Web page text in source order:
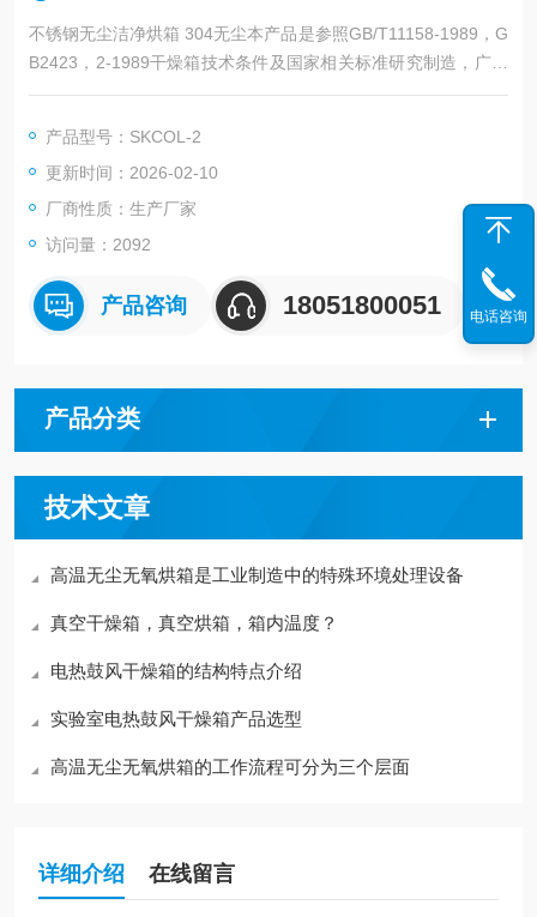
不锈钢无尘洁净烘箱 304无尘本产品是参照GB/T11158-1989，G
B2423，2-1989干燥箱技术条件及国家相关标准研究制造，广泛
应用于电子液晶显示，LCD,CMOS,IC，医药实验室等生产及科研
产品型号：SKCOL-2
更新时间：2026-02-10
厂商性质：生产厂家
访问量：2092
产品咨询 18051800051
产品分类
技术文章
高温无尘无氧烘箱是工业制造中的特殊环境处理设备
真空干燥箱，真空烘箱，箱内温度？
电热鼓风干燥箱的结构特点介绍
实验室电热鼓风干燥箱产品选型
高温无尘无氧烘箱的工作流程可分为三个层面
详细介绍 在线留言
电话咨询